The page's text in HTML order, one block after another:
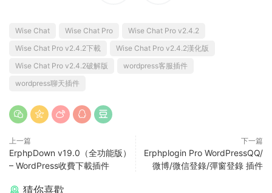
Wise Chat Wise Chat Pro
Wise Chat Pro v2.4.2
Wise Chat Pro v2.4.2下載
Wise Chat Pro v2.4.2漢化版
Wise Chat Pro v2.4.2破解版
wordpress客服插件
wordpress聊天插件
上一篇
ErphpDown v19.0（全功能版）
– WordPress收費下載插件
下一篇
Erphplogin Pro WordPressQQ/
微博/微信登錄/彈窗登錄 插件
猜你喜歡